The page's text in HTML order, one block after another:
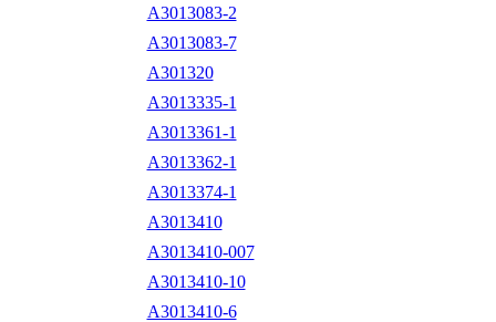
A3013083-2
A3013083-7
A301320
A3013335-1
A3013361-1
A3013362-1
A3013374-1
A3013410
A3013410-007
A3013410-10
A3013410-6